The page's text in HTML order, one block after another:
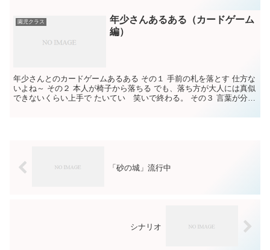
園児クラス
年少さんあるある（カードゲーム
編）
年少さんとのカードゲームあるある その１ 手前の札を落とす 仕方な
いよね～ その２ 本人が椅子から落ちる でも、落ち方が大人には真似
できないくらい上手で たいてい 笑いで終わる。 その３ 言葉が分か
「砂の城」流行中
シナリオ